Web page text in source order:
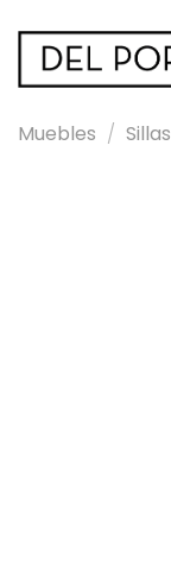
contenido
Muebles / Sillas